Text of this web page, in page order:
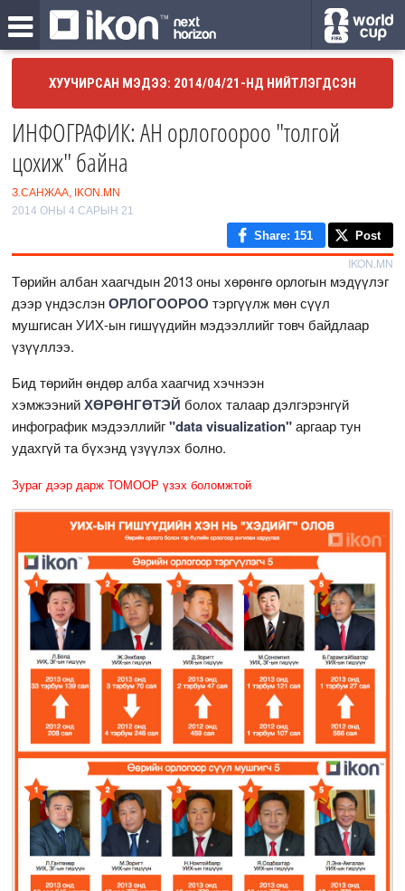
ХУУЧИРСАН МЭДЭЭ: 2014/04/21-НД НИЙТЛЭГДСЭН
ИНФОГРАФИК: АН орлогоороо "толгой
цохиж" байна
З.САНЖАА, IKON.MN
2014 ОНЫ 4 САРЫН 21
Share: 151 Post
IKON.MN
Төрийн албан хаагчдын 2013 оны хөрөнгө орлогын мэдүүлэг
дээр үндэслэнОРЛОГООРОО тэргүүлж мөн сүүл
мушгисан УИХ-ын гишүүдийн мэдээллийг товч байдлаар
үзүүллээ.
Бид төрийн өндөр алба хаагчид хэчнээн
хэмжээнийХӨРӨНГӨТЭЙ болох талаар дэлгэрэнгүй
инфографик мэдээллийг"data visualization"аргаар тун
удахгүй та бүхэнд үзүүлэх болно.
Зураг дээр дарж ТОМООР үзэх боломжтой